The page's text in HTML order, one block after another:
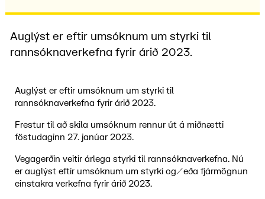
Auglýst er eftir umsóknum um styrki til
rannsóknaverkefna fyrir árið 2023.
Auglýst er eftir umsóknum um styrki til
rannsóknaverkefna fyrir árið 2023.
Frestur til að skila umsóknum rennur út á miðnætti
föstudaginn 27. janúar 2023.
Vegagerðin veitir árlega styrki til rannsóknaverkefna. Nú
er auglýst eftir umsóknum um styrki og/eða fjármögnun
einstakra verkefna fyrir árið 2023.